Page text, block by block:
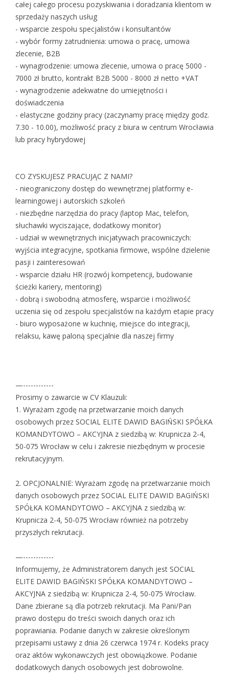
całej całego procesu pozyskiwania i doradzania klientom w
sprzedaży naszych usług
- wsparcie zespołu specjalistów i konsultantów
- wybór formy zatrudnienia: umowa o pracę, umowa
zlecenie, B2B
- wynagrodzenie: umowa zlecenie, umowa o pracę 5000 -
7000 zł brutto, kontrakt B2B 5000 - 8000 zł netto +VAT
- wynagrodzenie adekwatne do umiejętności i
doświadczenia
- elastyczne godziny pracy (zaczynamy pracę między godz.
7.30 - 10.00), możliwość pracy z biura w centrum Wrocławia
lub pracy hybrydowej
CO ZYSKUJESZ PRACUJĄC Z NAMI?
- nieograniczony dostęp do wewnętrznej platformy e-
learningowej i autorskich szkoleń
- niezbędne narzędzia do pracy (laptop Mac, telefon,
słuchawki wyciszające, dodatkowy monitor)
- udział w wewnętrznych inicjatywach pracowniczych:
wyjścia integracyjne, spotkania firmowe, wspólne dzielenie
pasji i zainteresowań
- wsparcie działu HR (rozwój kompetencji, budowanie
ścieżki kariery, mentoring)
- dobrą i swobodną atmosferę, wsparcie i możliwość
uczenia się od zespołu specjalistów na każdym etapie pracy
- biuro wyposażone w kuchnię, miejsce do integracji,
relaksu, kawę paloną specjalnie dla naszej firmy
—------------
Prosimy o zawarcie w CV Klauzuli:
1. Wyrażam zgodę na przetwarzanie moich danych
osobowych przez SOCIAL ELITE DAWID BAGIŃSKI SPÓŁKA
KOMANDYTOWO – AKCYJNA z siedzibą w: Krupnicza 2-4,
50-075 Wrocław w celu i zakresie niezbędnym w procesie
rekrutacyjnym.
2. OPCJONALNIE: Wyrażam zgodę na przetwarzanie moich
danych osobowych przez SOCIAL ELITE DAWID BAGIŃSKI
SPÓŁKA KOMANDYTOWO – AKCYJNA z siedzibą w:
Krupnicza 2-4, 50-075 Wrocław również na potrzeby
przyszłych rekrutacji.
—------------
Informujemy, że Administratorem danych jest SOCIAL
ELITE DAWID BAGIŃSKI SPÓŁKA KOMANDYTOWO –
AKCYJNA z siedzibą w: Krupnicza 2-4, 50-075 Wrocław.
Dane zbierane są dla potrzeb rekrutacji. Ma Pani/Pan
prawo dostępu do treści swoich danych oraz ich
poprawiania. Podanie danych w zakresie określonym
przepisami ustawy z dnia 26 czerwca 1974 r. Kodeks pracy
oraz aktów wykonawczych jest obowiązkowe. Podanie
dodatkowych danych osobowych jest dobrowolne.